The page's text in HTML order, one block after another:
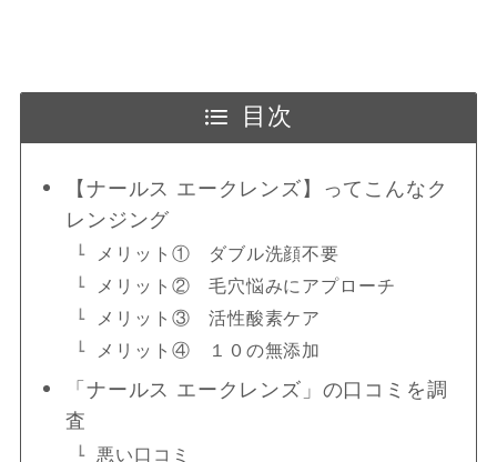
目次
【ナールス エークレンズ】ってこんなク
レンジング
メリット① ダブル洗顔不要
メリット② 毛穴悩みにアプローチ
メリット③ 活性酸素ケア
メリット④ １０の無添加
「ナールス エークレンズ」の口コミを調
査
悪い口コミ